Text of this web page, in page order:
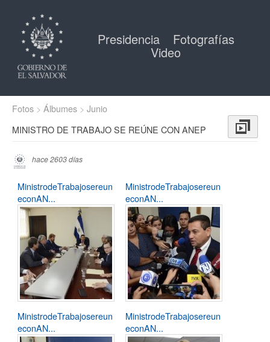
Presidencia Fotografías
Video
Fotos Álbumes
Junio
MINISTRO DE TRABAJO SE REÚNE CON ANEP
hace 2603 días
MinistrodeTrabajosereun
econAN...
MinistrodeTrabajosereun
econAN...
MinistrodeTrabajosereun
econAN...
MinistrodeTrabajosereun
econAN...